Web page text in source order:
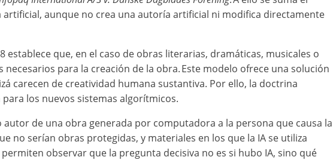
artificial, aunque no crea una autoría artificial ni modifica directamente
que, en el caso de obras literarias, dramáticas, musicales o
para la creación de la obra. Este modelo ofrece una solución
carecen de creatividad humana sustantiva. Por ello, la doctrina
los nuevos sistemas algorítmicos.
de una obra generada por computadora a la persona que causa la
no serían obras protegidas, y materiales en los que la IA se utiliza
observar que la pregunta decisiva no es si hubo IA, sino qué